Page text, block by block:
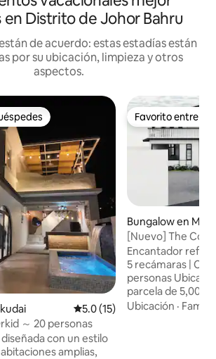
en Distrito de Johor Bahru
de acuerdo: estas estadías están
por su ubicación, limpieza y otros
aspectos.
Calificación promedio: 5.0 de
5.0 (15)
～ 20 personas
con un estilo
amplias,
Favorito entre
Favorito entre
Bungalow en
[Nuevo] The
5 habitaciones -
de billar
Encantador
5 recámaras |
personas Ubicada en una espaciosa
parcela de 5,000
casa de estilo
Ubicación ·